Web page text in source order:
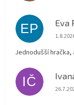
EP Eva
Jednodušší hračka,
IČ